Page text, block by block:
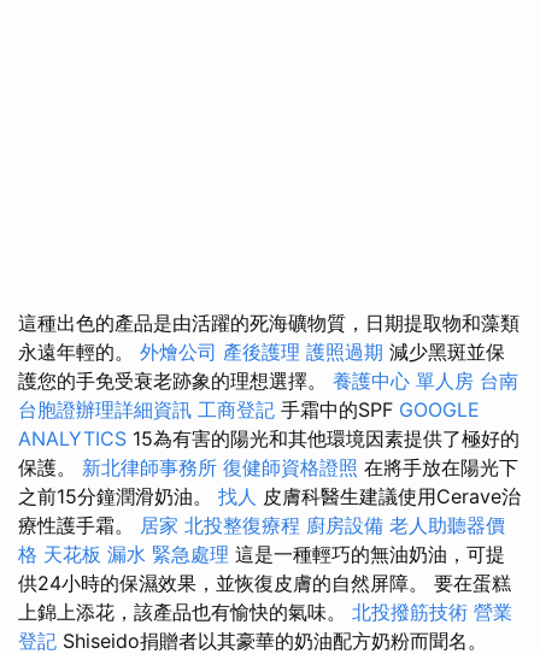
這種出色的產品是由活躍的死海礦物質，日期提取物和藻類
永遠年輕的。 外燴公司 產後護理 護照過期 減少黑斑並保
護您的手免受衰老跡象的理想選擇。 養護中心 單人房 台南
台胞證辦理詳細資訊 工商登記 手霜中的SPF GOOGLE
ANALYTICS 15為有害的陽光和其他環境因素提供了極好的
保護。 新北律師事務所 復健師資格證照 在將手放在陽光下
之前15分鐘潤滑奶油。 找人 皮膚科醫生建議使用Cerave治
療性護手霜。 居家 北投整復療程 廚房設備 老人助聽器價
格 天花板 漏水 緊急處理 這是一種輕巧的無油奶油，可提
供24小時的保濕效果，並恢復皮膚的自然屏障。 要在蛋糕
上錦上添花，該產品也有愉快的氣味。 北投撥筋技術 營業
登記 Shiseido捐贈者以其豪華的奶油​​配方奶粉而聞名。